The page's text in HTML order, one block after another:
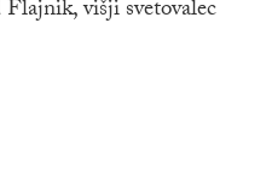
višji svetovalec